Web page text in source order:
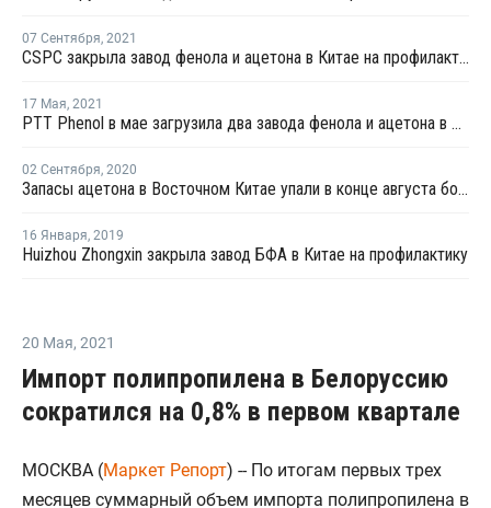
07 Сентября, 2021
CSPC закрыла завод фенола и ацетона в Китае на профилактику
17 Мая, 2021
PTT Phenol в мае загрузила два завода фенола и ацетона в Таиланде на полную мощность
02 Сентября, 2020
Запасы ацетона в Восточном Китае упали в конце августа более чем на четверть
16 Января, 2019
Huizhou Zhongxin закрыла завод БФА в Китае на профилактику
20 Мая, 2021
Импорт полипропилена в Белоруссию
сократился на 0,8% в первом квартале
МОСКВА (Маркет Репорт) -- По итогам первых трех
месяцев суммарный объем импорта полипропилена в